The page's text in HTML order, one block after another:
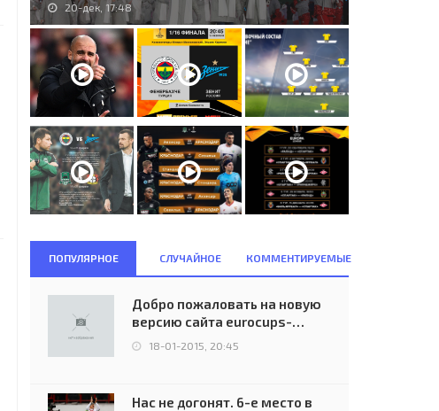
20-дек, 17:48
ПОПУЛЯРНОЕ СЛУЧАЙНОЕ КОММЕНТИРУЕМЫЕ
Добро пожаловать на новую
версию сайта eurocups-
uefa.ru
18-01-2015, 20:45
Нас не догонят. 6-е место в